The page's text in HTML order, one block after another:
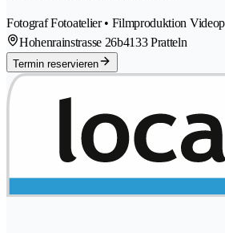
Fotograf Fotoatelier • Filmproduktion
Hohenrainstrasse 26b4133 Pratteln
Termin reservieren